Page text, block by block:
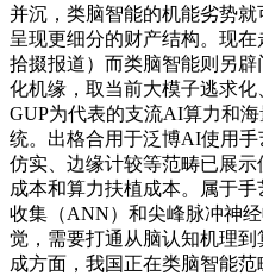
并沉，类脑智能的机能劣势
呈现更细分的财产结构。现
拾掇报道）而类脑智能则另
化机缘，取当前大模子逃求
GUP为代表的支流AI算力和
统。出格合用于泛博AI使用
仿实、边缘计较等范畴已展
成本和算力扶植成本。属于
收集（ANN）和尖峰脉冲神
觉，需要打通从脑认知机理
成方面，我国正在类脑智能